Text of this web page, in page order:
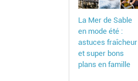
La Mer de Sable
en mode été :
astuces fraîcheur
et super bons
plans en famille